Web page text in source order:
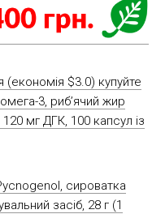
$3.0) купуйте
3, риб’ячий жир
мг ДГК, 100 капсул із
сироватка
засіб, 28 г (1